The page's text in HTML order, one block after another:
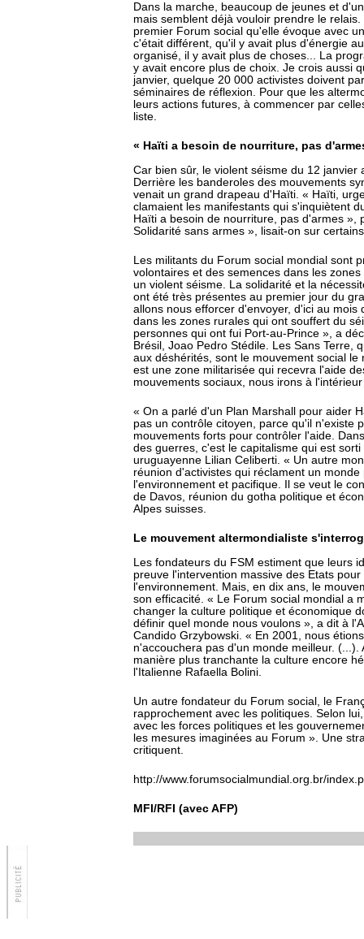
Dans la marche, beaucoup de jeunes et
mais semblent déjà vouloir prendre le
premier Forum social qu'elle évoque avec
c'était différent, qu'il y avait plus d'énergie
organisé, il y avait plus de choses... La
y avait encore plus de choix. Je crois aussi
janvier, quelque 20 000 activistes doivent
séminaires de réflexion. Pour que les
leurs actions futures, à commencer par
liste.
« Haïti a besoin de nourriture, pas
Car bien sûr, le violent séisme du 12
Derrière les banderoles des mouvements
venait un grand drapeau d'Haïti. « Haïti,
clamaient les manifestants qui s'inquiètent
Haïti a besoin de nourriture, pas d'armes »,
Solidarité sans armes », lisait-on sur
Les militants du Forum social mondial sont
volontaires et des semences dans les
un violent séisme. La solidarité et la
ont été très présentes au premier jour du
allons nous efforcer d'envoyer, d'ici au
dans les zones rurales qui ont souffert du
personnes qui ont fui Port-au-Prince », a
Brésil, Joao Pedro Stédile. Les Sans Terre,
aux déshérités, sont le mouvement social
est une zone militarisée qui recevra l'aide
mouvements sociaux, nous irons à
« On a parlé d'un Plan Marshall pour aider
pas un contrôle citoyen, parce qu'il n'existe
mouvements forts pour contrôler l'aide.
des guerres, c'est le capitalisme qui est
uruguayenne Lilian Celiberti. « Un autre
réunion d'activistes qui réclament un
l'environnement et pacifique. Il se veut le
de Davos, réunion du gotha politique et
Alpes suisses.
Le mouvement altermondialiste
Les fondateurs du FSM estiment que leurs
preuve l'intervention massive des Etats
l'environnement. Mais, en dix ans, le
son efficacité. « Le Forum social mondial a
changer la culture politique et économique
définir quel monde nous voulons », a dit à
Candido Grzybowski. « En 2001, nous
n'accouchera pas d'un monde meilleur.
manière plus tranchante la culture encore
l'Italienne Rafaella Bolini.
Un autre fondateur du Forum social, le
rapprochement avec les politiques. Selon
avec les forces politiques et les
les mesures imaginées au Forum ». Une
critiquent.
http://www.forumsocialmundial.org.br/
MFI/RFI (avec AFP)